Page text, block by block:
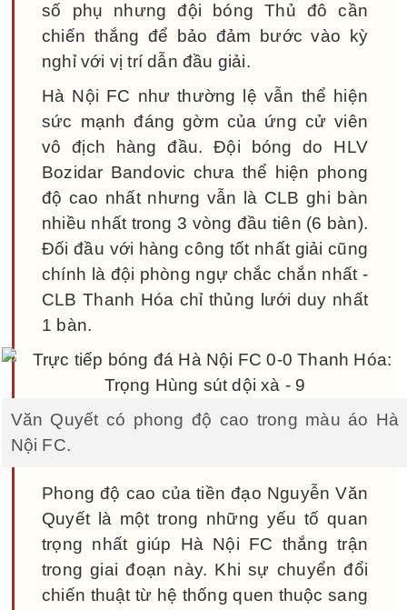
số phụ nhưng đội bóng Thủ đô cần
chiến thắng để bảo đảm bước vào kỳ
nghỉ với vị trí dẫn đầu giải.
Hà Nội FC như thường lệ vẫn thể hiện
sức mạnh đáng gờm của ứng cử viên
vô địch hàng đầu. Đội bóng do HLV
Bozidar Bandovic chưa thể hiện phong
độ cao nhất nhưng vẫn là CLB ghi bàn
nhiều nhất trong 3 vòng đầu tiên (6 bàn).
Đối đầu với hàng công tốt nhất giải cũng
chính là đội phòng ngự chắc chắn nhất -
CLB Thanh Hóa chỉ thủng lưới duy nhất
1 bàn.
Văn Quyết có phong độ cao trong màu áo Hà
Nội FC.
Phong độ cao của tiền đạo Nguyễn Văn
Quyết là một trong những yếu tố quan
trọng nhất giúp Hà Nội FC thắng trận
trong giai đoạn này. Khi sự chuyển đổi
chiến thuật từ hệ thống quen thuộc sang